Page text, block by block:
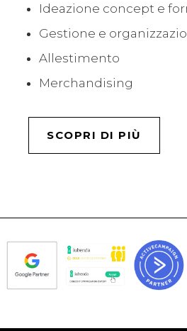
Ideazione concept e
Gestione e
Allestimento
Merchandising
SCOPRI DI PIÙ